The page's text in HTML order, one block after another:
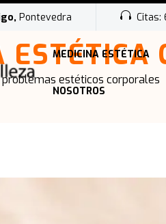
Pontevedra Citas:
MEDICINA ESTÉTICA
NOSOTROS
ESTÉTICA
estéticos corporales